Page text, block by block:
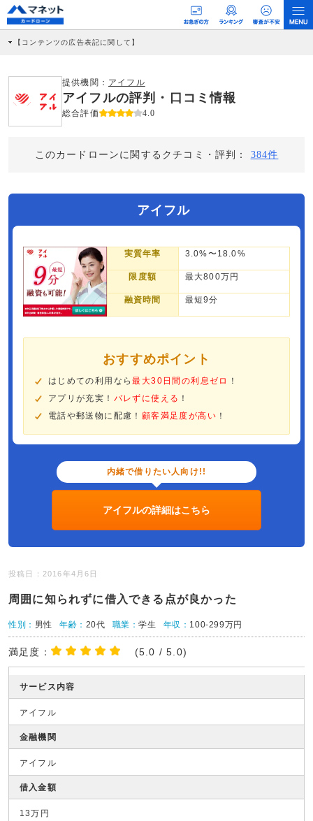
【コンテンツの広告表記に関して】
社に対して企業から紹介報酬が支払われるという収益モデルです。 ただし、特定の
商品を根拠なくPRするものではなく、当編集部の調査／ユーザーへの口コミ収集な
どに基づき、公平性を担保した情報提供を行っています。
>提携企業一覧
提供機関： アイフル
アイフルの評判・口コミ情報
総合評価 4.0
このカードローンに関するクチコミ・評判： 384件
アイフル
実質年率 3.0%〜18.0%
限度額 最大800万円
融資時間 最短9分
おすすめポイント
はじめての利用なら最大30日間の利息ゼロ
！
アプリが充実！ バレずに使える ！
電話や郵送物に配慮！ 顧客満足度が高い ！
内緒で借りたい人向け!!
アイフルの詳細はこちら
投稿日：2016年4月6日
周囲に知られずに借入できる点が良かった
性別： 男性 年齢： 20代 職業：学生 年収： 100-299万円
満足度： (5.0 / 5.0)
サービス内容
アイフル
金融機関
アイフル
借入金額
13万円